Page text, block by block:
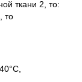
ткани 2, то:
то